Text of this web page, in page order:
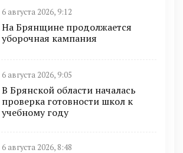
6 августа 2026, 9:12
На Брянщине продолжается
уборочная кампания
6 августа 2026, 9:05
В Брянской области началась
проверка готовности школ к
учебному году
6 августа 2026, 8:48